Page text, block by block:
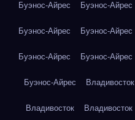
Буэнос-Айрес Буэнос-Айрес
Буэнос-Айрес Буэнос-Айрес
Буэнос-Айрес Буэнос-Айрес
Буэнос-Айрес Владивосток
Владивосток Владивосток